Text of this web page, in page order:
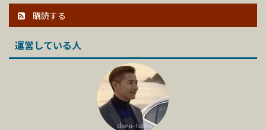
購読する
運営している人